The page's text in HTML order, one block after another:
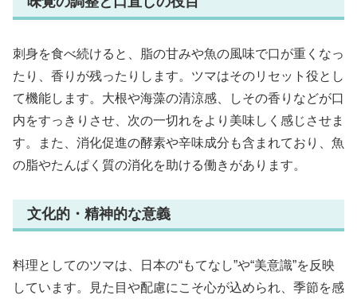
刺身を食べ続けると、脂の甘みや魚の風味で口が重くなっ
たり、香りが残ったりします。ツマはそのリセット役とし
て機能します。大根や海藻の清涼感、しその香りなどが口
内をすっきりさせ、次の一切れをより美味しく感じさせま
す。また、消化促進の酵素や辛味成分も含まれており、魚
の脂やたんぱく質の消化を助ける働きがあります。
文化的・精神的な意義
料理としてのツマは、日本の“もてなし”や“美意識”を反映
しています。見た目や配慮にこそ心が込められ、季節を感